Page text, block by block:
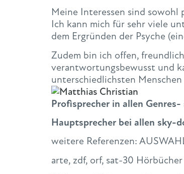
Meine Interessen sind sowohl
Ich kann mich für sehr viele
dem Ergründen der Psyche
Zudem bin ich offen,
verantwortungsbewusst und
unterschiedlichsten
Profisprecher in allen Genres-
Hauptsprecher bei allen sky-
weitere Referenzen:
arte, zdf, orf, sat-30